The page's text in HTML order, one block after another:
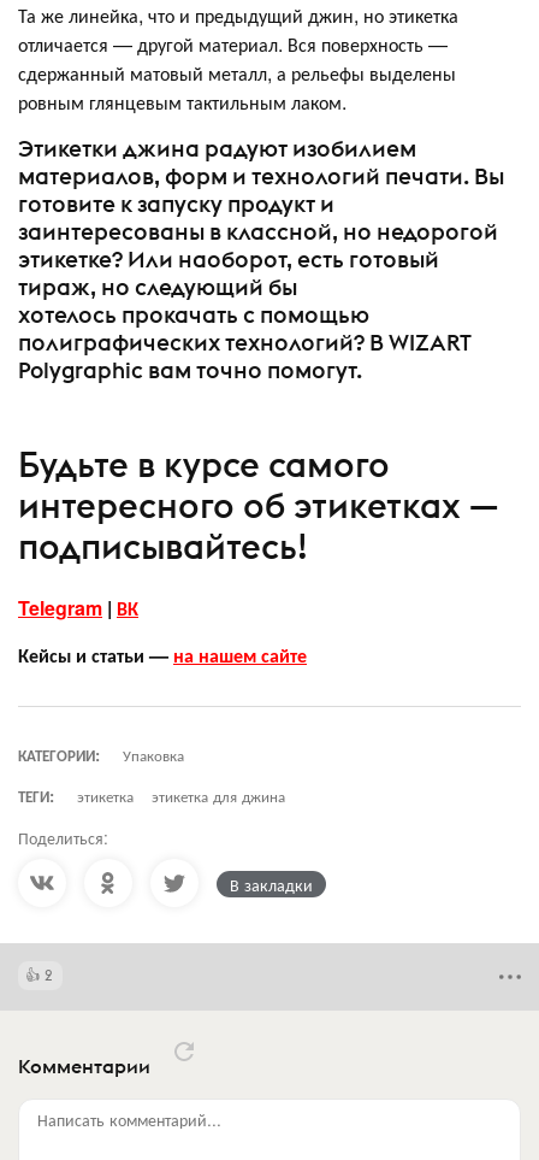
Та же линейка, что и предыдущий джин, но этикетка
отличается — другой материал. Вся поверхность —
сдержанный матовый металл, а рельефы выделены
ровным глянцевым тактильным лаком.
Этикетки джина радуют изобилием
материалов, форм и технологий печати. Вы
готовите к запуску продукт и
заинтересованы в классной, но недорогой
этикетке? Или наоборот, есть готовый
тираж, но следующий бы
хотелось прокачать с помощью
полиграфических технологий? В WIZART
Polygraphic вам точно помогут.
Будьте в курсе самого
интересного об этикетках —
подписывайтесь!
Telegram | ВК
Кейсы и статьи — на нашем сайте
КАТЕГОРИИ:
Упаковка
ТЕГИ:
этикетка этикетка для джина
Поделиться:
В закладки
2
Комментарии
Написать комментарий...